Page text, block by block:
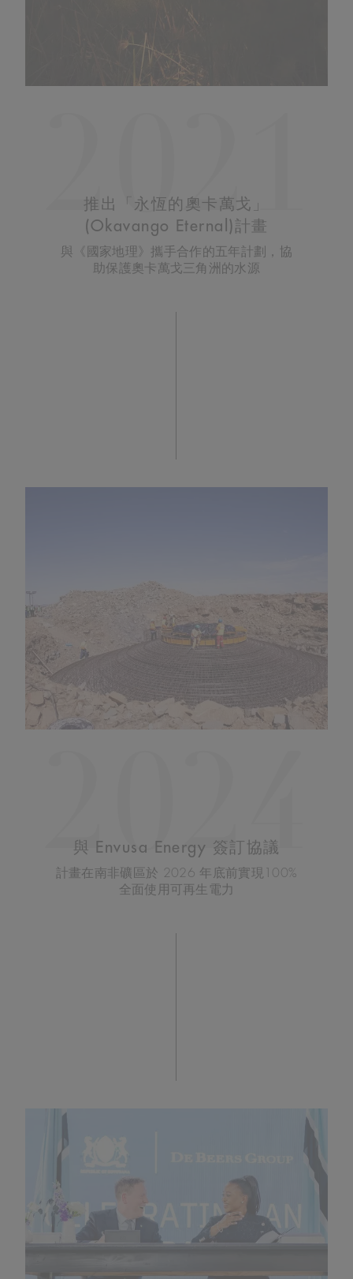
2021
推出「永恆的奧卡萬戈」
(Okavango Eternal)計畫
與《國家地理》攜手合作的五年計劃，協
助保護奧卡萬戈三角洲的水源
2024
與 Envusa Energy 簽訂協議
計畫在南非礦區於 2026 年底前實現100%
全面使用可再生電力​